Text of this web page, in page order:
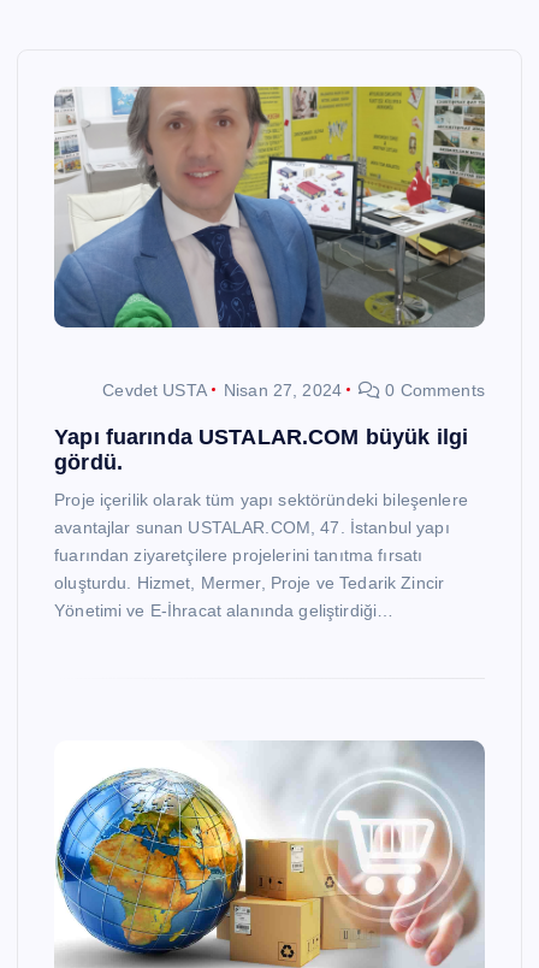
Cevdet USTA Nisan 27, 2024 0 Comments
Yapı fuarında USTALAR.COM büyük ilgi
gördü.
Proje içerilik olarak tüm yapı sektöründeki bileşenlere
avantajlar sunan USTALAR.COM, 47. İstanbul yapı
fuarından ziyaretçilere projelerini tanıtma fırsatı
oluşturdu. Hizmet, Mermer, Proje ve Tedarik Zincir
Yönetimi ve E-İhracat alanında geliştirdiği…